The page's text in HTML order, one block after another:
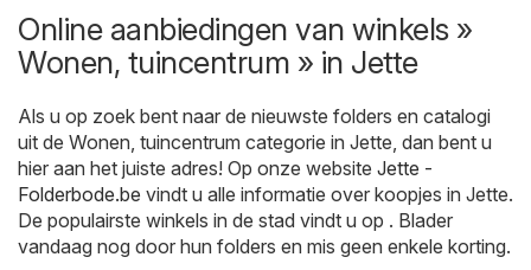
Online aanbiedingen van winkels »
Wonen, tuincentrum » in Jette
Als u op zoek bent naar de nieuwste folders en catalogi
uit de Wonen, tuincentrum categorie in Jette, dan bent u
hier aan het juiste adres! Op onze website Jette -
Folderbode.be vindt u alle informatie over koopjes in Jette.
De populairste winkels in de stad vindt u op . Blader
vandaag nog door hun folders en mis geen enkele korting.